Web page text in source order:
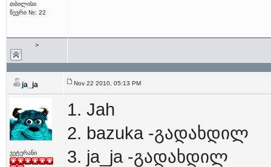
თბილისი
წევრი №: 22
>
ja_ja Nov 22 2010, 05:13 PM
ვეტერანი
1. Jah
2. bazuka -გადახდილ
3. ja_ja -გადახდილ